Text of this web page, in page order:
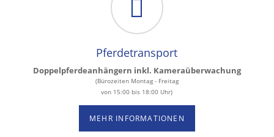
Pferdetransport
Doppelpferdeanhängern inkl. Kameraüberwachung
(Bürozeiten Montag - Freitag
von 15:00 bis 18:00 Uhr)
MEHR INFORMATIONEN